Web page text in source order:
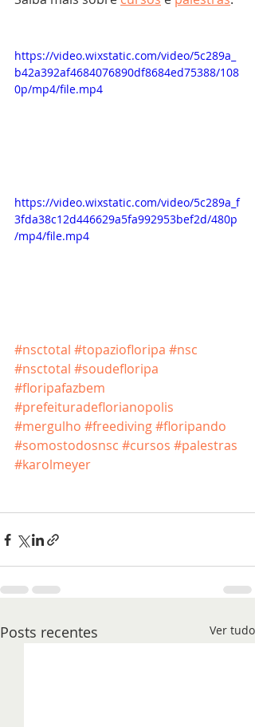
https://video.wixstatic.com/video/5c289a_
b42a392af4684076890df8684ed75388/108
0p/mp4/file.mp4
https://video.wixstatic.com/video/5c289a_f
3fda38c12d446629a5fa992953bef2d/480p
/mp4/file.mp4
#nsctotal #topaziofloripa #nsc
#nsctotal #soudefloripa
#floripafazbem
#prefeituradeflorianopolis
#mergulho #freediving#floripando
#somostodosnsc #cursos #palestras
#karolmeyer
Posts recentes Ver tudo